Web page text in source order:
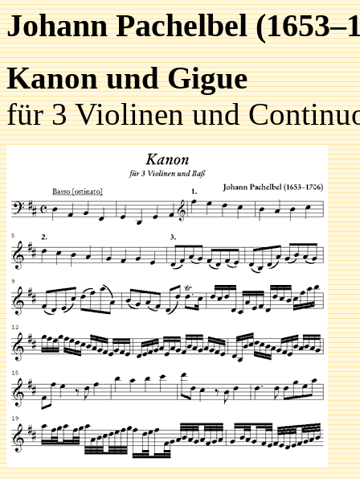
Johann Pachelbel
Kanon und Gigue
für 3 Violinen und